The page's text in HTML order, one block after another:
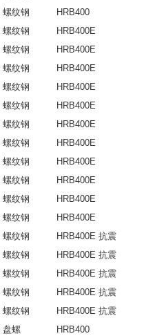
螺纹钢
HRB400
螺纹钢
HRB400E
螺纹钢
HRB400E
螺纹钢
HRB400E
螺纹钢
HRB400E
螺纹钢
HRB400E
螺纹钢
HRB400E
螺纹钢
HRB400E
螺纹钢
HRB400E
螺纹钢
HRB400E
螺纹钢
HRB400E
螺纹钢
HRB400E
螺纹钢
HRB400E 抗震
螺纹钢
HRB400E 抗震
螺纹钢
HRB400E 抗震
螺纹钢
HRB400E 抗震
螺纹钢
HRB400E 抗震
盘螺
HRB400